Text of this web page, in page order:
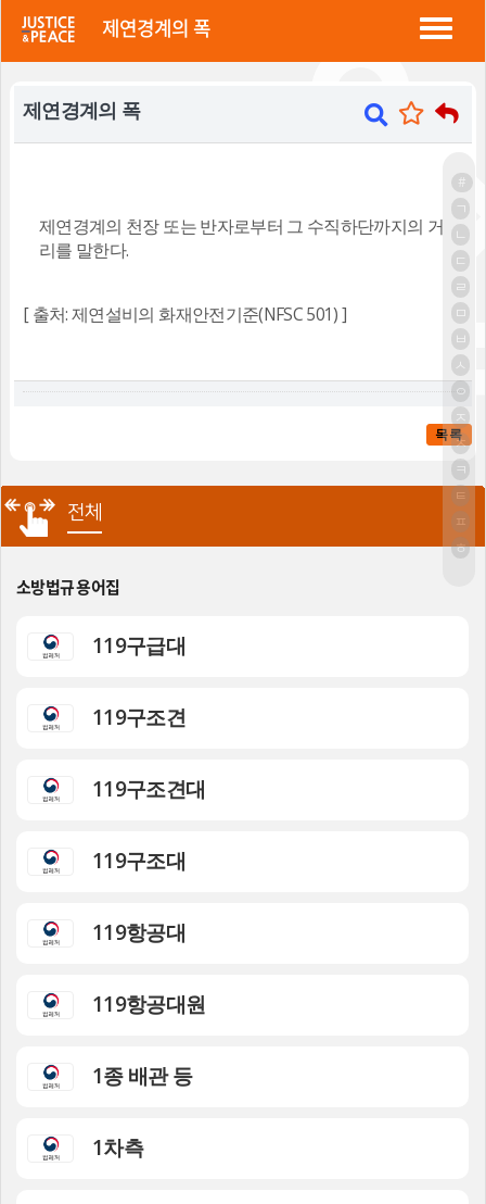
정평 "소방법"
제연경계의 폭
제연경계의 폭
제연경계의 천장 또는 반자로부터 그 수직하단까지의 거
리를 말한다.
[ 출처: 제연설비의 화재안전기준(NFSC 501) ]
목록
#
ㄱ
ㄴ
ㄷ
ㄹ
ㅁ
ㅂ
ㅅ
ㅇ
ㅈ
ㅊ
ㅋ
ㅌ
ㅍ
ㅎ
전체
소방법규 용어집
119구급대
119구조견
119구조견대
119구조대
119항공대
119항공대원
1종 배관 등
1차측